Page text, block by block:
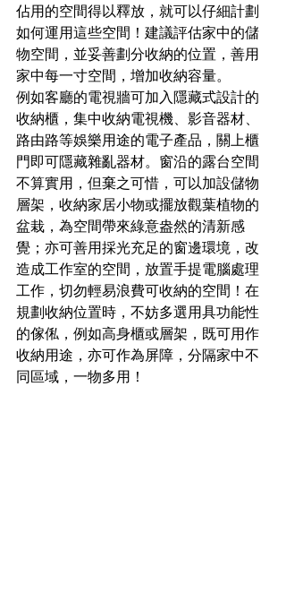
佔用的空間得以釋放，就可以仔細計劃
如何運用這些空間！建議評估家中的儲
物空間，並妥善劃分收納的位置，善用
家中每一寸空間，增加收納容量。
例如客廳的電視牆可加入隱藏式設計的
收納櫃，集中收納電視機、影音器材、
路由路等娛樂用途的電子產品，關上櫃
門即可隱藏雜亂器材。窗沿的露台空間
不算實用，但棄之可惜，可以加設儲物
層架，收納家居小物或擺放觀葉植物的
盆栽，為空間帶來綠意盎然的清新感
覺；亦可善用採光充足的窗邊環境，改
造成工作室的空間，放置手提電腦處理
工作，切勿輕易浪費可收納的空間！在
規劃收納位置時，不妨多選用具功能性
的傢俬，例如高身櫃或層架，既可用作
收納用途，亦可作為屏障，分隔家中不
同區域，一物多用！